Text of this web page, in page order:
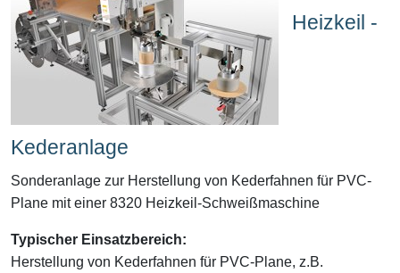
Heizkeil -
Kederanlage
Sonderanlage zur Herstellung von Kederfahnen für PVC-
Plane mit einer 8320 Heizkeil-Schweißmaschine
Typischer Einsatzbereich:
Herstellung von Kederfahnen für PVC-Plane, z.B.